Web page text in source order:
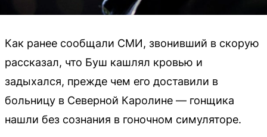
Как ранее сообщали СМИ, звонивший в скорую
рассказал, что Буш кашлял кровью и
задыхался, прежде чем его доставили в
больницу в Северной Каролине — гонщика
нашли без сознания в гоночном симуляторе.